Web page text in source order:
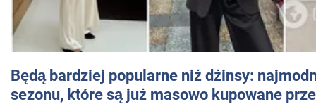
Będą bardziej popularne niż dżinsy:
sezonu, które są już masowo kupowane